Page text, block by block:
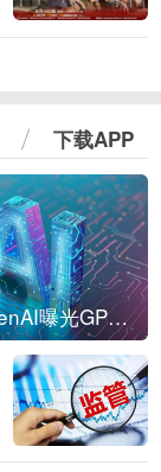
下载APP
刚刚，OpenAI曝光GPT-6！传10万亿参数，8月强行发布